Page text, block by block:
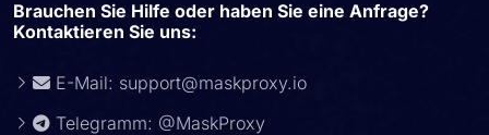
Brauchen Sie Hilfe oder haben Sie eine Anfrage?
Kontaktieren Sie uns:
E-Mail: support@maskproxy.io
Telegramm: @MaskProxy